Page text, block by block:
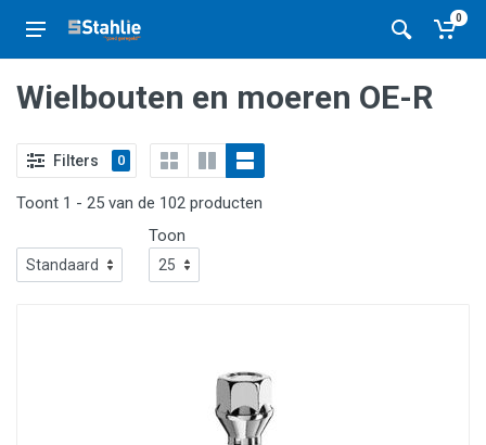
0
Wielbouten en moeren OE-R
Filters 0
Toont 1 - 25 van de 102 producten
Toon